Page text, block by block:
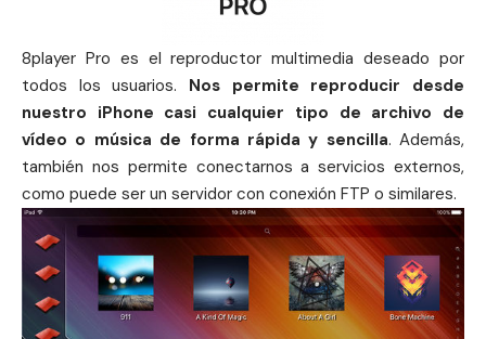
8player Pro es el reproductor multimedia deseado por
todos los usuarios. Nos permite reproducir desde
nuestro iPhone casi cualquier tipo de archivo de
vídeo o música de forma rápida y sencilla. Además,
también nos permite conectarnos a servicios externos,
como puede ser un servidor con conexión FTP o similares.